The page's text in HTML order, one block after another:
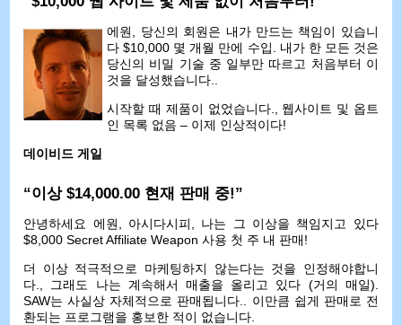
에원, 당신의 회원은 내가 만드는 책임이 있습니
다 $10,000 몇 개월 만에 수입. 내가 한 모든 것은
당신의 비밀 기술 중 일부만 따르고 처음부터 이
것을 달성했습니다..
시작할 때 제품이 없었습니다., 웹사이트 및 옵트
인 목록 없음 – 이제 인상적이다!
데이비드 게일
“이상 $14,000.00 현재 판매 중!”
안녕하세요 에원, 아시다시피, 나는 그 이상을 책임지고 있다
$8,000 Secret Affiliate Weapon 사용 첫 주 내 판매!
더 이상 적극적으로 마케팅하지 않는다는 것을 인정해야합니
다., 그래도 나는 계속해서 매출을 올리고 있다 (거의 매일).
SAW는 사실상 자체적으로 판매됩니다.. 이만큼 쉽게 판매로 전
환되는 프로그램을 홍보한 적이 없습니다.